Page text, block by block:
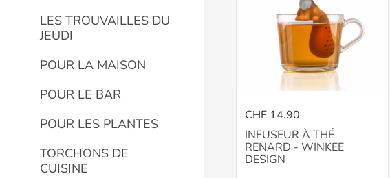
LES TROUVAILLES DU
JEUDI
POUR LA MAISON
POUR LE BAR
POUR LES PLANTES
TORCHONS DE
CUISINE
CHF 14.90
INFUSEUR À THÉ
RENARD - WINKEE
DESIGN